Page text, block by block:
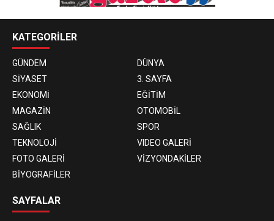
KATEGORİLER
GÜNDEM
DÜNYA
SİYASET
3. SAYFA
EKONOMİ
EĞİTİM
MAGAZİN
OTOMOBİL
SAĞLIK
SPOR
TEKNOLOJİ
VIDEO GALERİ
FOTO GALERİ
VİZYONDAKİLER
BİYOGRAFİLER
SAYFALAR